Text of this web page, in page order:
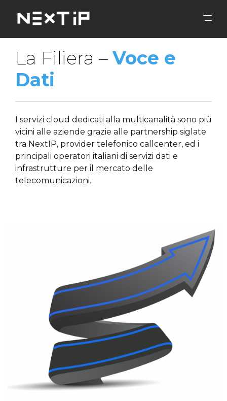
La Filiera –Voce e
Dati
I servizi cloud dedicati alla multicanalità sono più
vicini alle aziende grazie alle partnership siglate
tra NextIP, provider telefonico callcenter, ed i
principali operatori italiani di servizi dati e
infrastrutture per il mercato delle
telecomunicazioni.